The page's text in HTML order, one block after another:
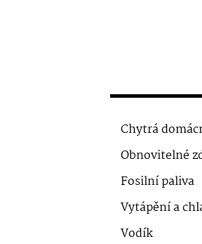
Chytrá
Obnovitelné
Fosilní paliva
Vytápění a
Vodík